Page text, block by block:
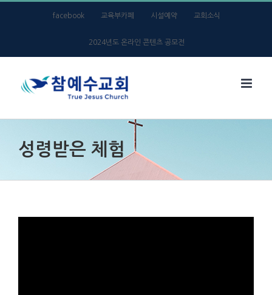
facebook 교육부카페 시설예약 교회소식
2024년도 온라인 콘텐츠 공모전
성령받은 체험